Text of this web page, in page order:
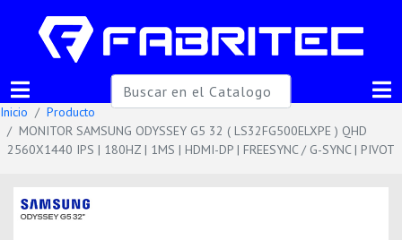
Inicio
Producto
MONITOR SAMSUNG ODYSSEY G5 32 ( LS32FG500ELXPE ) QHD
2560X1440 IPS | 180HZ | 1MS | HDMI-DP | FREESYNC / G-SYNC | PIVOT